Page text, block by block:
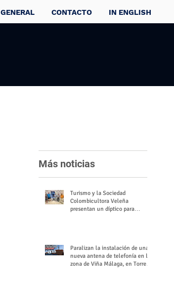
GENERAL CONTACTO IN ENGLISH
Más noticias
Turismo y la Sociedad
Colombicultora Veleña
presentan un díptico para
Paralizan la instalación de una
nueva antena de telefonía en la
zona de Viña Málaga, en Torre